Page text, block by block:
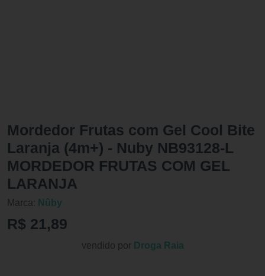
Mordedor Frutas com Gel Cool Bite
Laranja (4m+) - Nuby NB93128-L
MORDEDOR FRUTAS COM GEL
LARANJA
Marca: Nûby
R$ 21,89
vendido por Droga Raia